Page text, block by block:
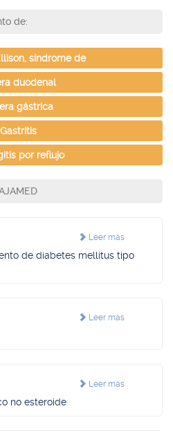
de:
síndrome de
duodenal
gástrica
Gastritis
por reflujo
Leer más
de diabetes mellitus tipo
Leer más
Leer más
no esteroide